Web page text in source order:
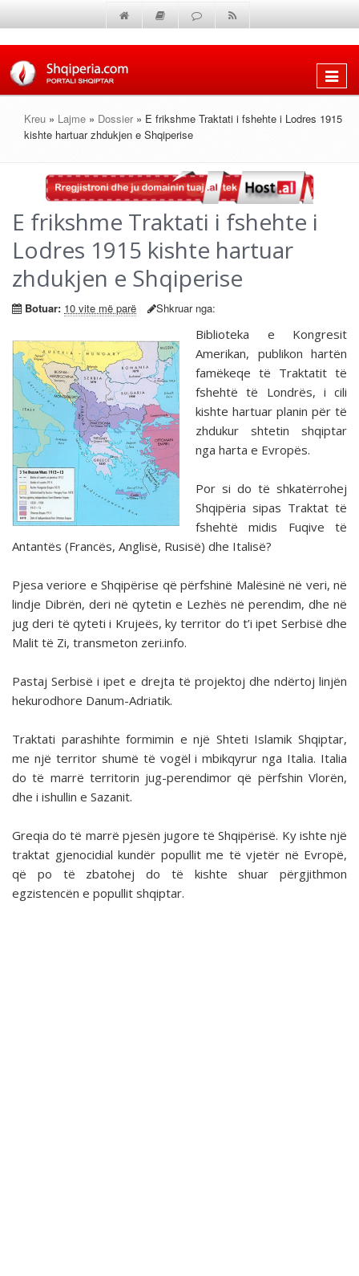
Shfaq
Kreu » Lajme » Dossier » E frikshme Traktati i fshehte i Lodres 1915
kishte hartuar zhdukjen e Shqiperise
E frikshme Traktati i fshehte i
Lodres 1915 kishte hartuar
zhdukjen e Shqiperise
Botuar: 10 vite më parë Shkruar nga:
Biblioteka e Kongresit
Amerikan, publikon hartën
famëkeqe të Traktatit të
fshehtë të Londrës, i cili
kishte hartuar planin për të
zhdukur shtetin shqiptar
nga harta e Evropës.
Por si do të shkatërrohej
Shqipëria sipas Traktat të
fshehtë midis Fuqive të
Antantës (Francës, Anglisë, Rusisë) dhe Italisë?
Pjesa veriore e Shqipërise që përfshinë Malësinë në veri, në
lindje Dibrën, deri në qytetin e Lezhës në perendim, dhe në
jug deri të qyteti i Krujeës, ky territor do t’i ipet Serbisë dhe
Malit të Zi, transmeton zeri.info.
Pastaj Serbisë i ipet e drejta të projektoj dhe ndërtoj linjën
hekurodhore Danum-Adriatik.
Traktati parashihte formimin e një Shteti Islamik Shqiptar,
me një territor shumë të vogël i mbikqyrur nga Italia. Italia
do të marrë territorin jug-perendimor që përfshin Vlorën,
dhe i ishullin e Sazanit.
Greqia do të marrë pjesën jugore të Shqipërisë. Ky ishte një
traktat gjenocidial kundër popullit me të vjetër në Evropë,
që po të zbatohej do të kishte shuar përgjithmon
egzistencën e popullit shqiptar.